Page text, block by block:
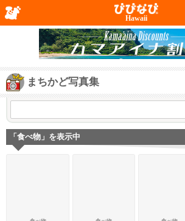
Hawaii
まちかど写真集
「食べ物」を表示中